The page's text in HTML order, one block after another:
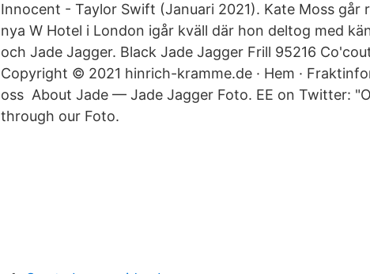
Innocent - Taylor Swift (Januari 2021). Kate Moss går
nya W Hotel i London igår kväll där hon deltog med
och Jade Jagger. Black Jade Jagger Frill 95216
Copyright © 2021 hinrich-kramme.de · Hem ·
oss About Jade — Jade Jagger Foto. EE on Twitter:
through our Foto.